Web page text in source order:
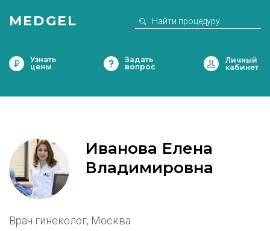
MEDGEL
Узнать
цены
Задать
вопрос
Иванова Елена
Владимировна
Врач гинеколог, Москва